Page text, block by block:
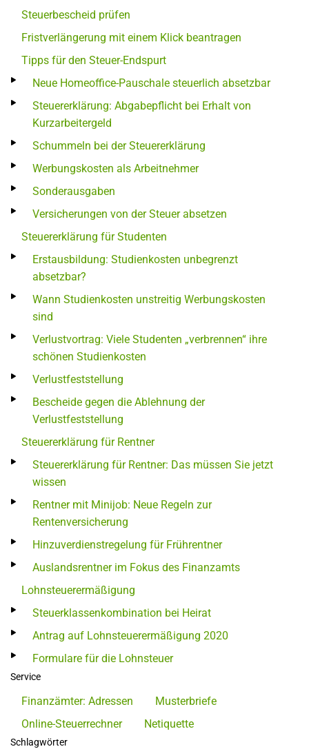
Steuerbescheid prüfen
Fristverlängerung mit einem Klick beantragen
Tipps für den Steuer-Endspurt
Neue Homeoffice-Pauschale steuerlich absetzbar
Steuererklärung: Abgabepflicht bei Erhalt von
Kurzarbeitergeld
Schummeln bei der Steuererklärung
Werbungskosten als Arbeitnehmer
Sonderausgaben
Versicherungen von der Steuer absetzen
Steuererklärung für Studenten
Erstausbildung: Studienkosten unbegrenzt
absetzbar?
Wann Studienkosten unstreitig Werbungskosten
sind
Verlustvortrag: Viele Studenten „verbrennen“ ihre
schönen Studienkosten
Verlustfeststellung
Bescheide gegen die Ablehnung der
Verlustfeststellung
Steuererklärung für Rentner
Steuererklärung für Rentner: Das müssen Sie jetzt
wissen
Rentner mit Minijob: Neue Regeln zur
Rentenversicherung
Hinzuverdienstregelung für Frührentner
Auslandsrentner im Fokus des Finanzamts
Lohnsteuerermäßigung
Steuerklassenkombination bei Heirat
Antrag auf Lohnsteuerermäßigung 2020
Formulare für die Lohnsteuer
Service
Finanzämter: Adressen
Musterbriefe
Online-Steuerrechner
Netiquette
Schlagwörter